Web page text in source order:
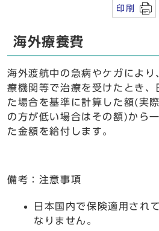
印刷
海外療養費
海外渡航中の急病やケガにより
療機関等で治療を受けたとき、
た場合を基準に計算した額(実
の方が低い場合はその額)から
た金額を給付します。
備考：注意事項
日本国内で保険適用され
なりません。